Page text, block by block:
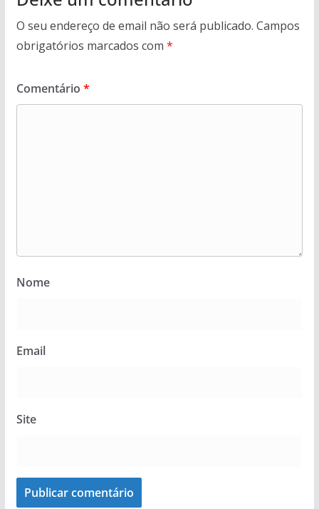
O seu endereço de email não será publicado. Campos
obrigatórios marcados com *
Comentário *
Nome
Email
Site